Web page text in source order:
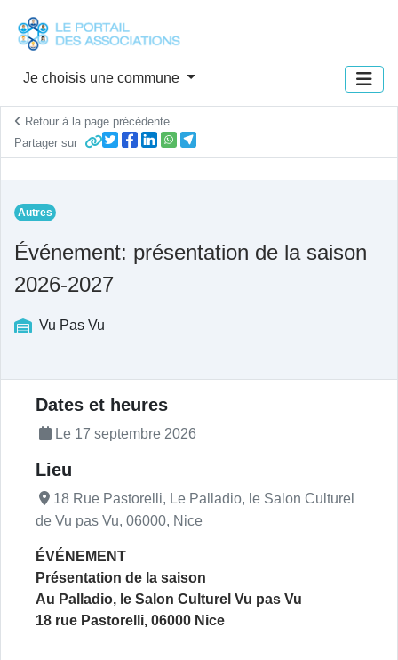
Je choisis une commune
Retour à la page précédente
Partager sur
Autres
Événement: présentation de la saison
2026-2027
Vu Pas Vu
Description de l'actualité
ÉVÉNEMENT
Présentation de la saison
Au Palladio, le Salon Culturel Vu pas Vu
18 rue Pastorelli, 06000 Nice
Dates et heures
Le 17 septembre 2026
Lieu
18 Rue Pastorelli, Le Palladio, le Salon Culturel
de Vu pas Vu, 06000, Nice